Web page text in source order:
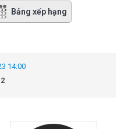
Bảng xếp hạng
14:00